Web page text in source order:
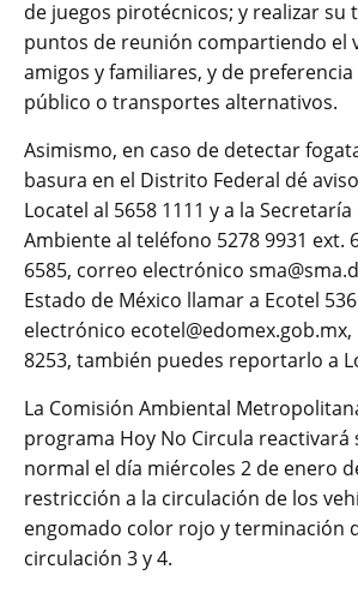
de juegos pirotécnicos; y realizar su
puntos de reunión compartiendo el
amigos y familiares, y de
público o transportes alternativos.
Asimismo, en caso de detectar
basura en el Distrito Federal dé
Locatel al 5658 1111 y a la
Ambiente al teléfono 5278 9931 ext.
6585, correo electrónico
Estado de México llamar a Ecotel
electrónico ecotel@edomex.gob.mx,
8253, también puedes reportarlo a
La Comisión Ambiental
programa Hoy No Circula reactivará
normal el día miércoles 2 de enero
restricción a la circulación de los
engomado color rojo y terminación
circulación 3 y 4.